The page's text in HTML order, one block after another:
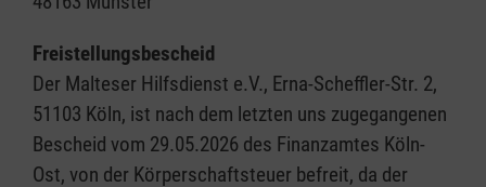
Freistellungsbescheid
Der Malteser Hilfsdienst e.V., Erna-Scheffler-Str. 2,
51103 Köln, ist nach dem letzten uns zugegangenen
Bescheid vom 29.05.2026 des Finanzamtes Köln-
Ost, von der Körperschaftsteuer befreit, da der